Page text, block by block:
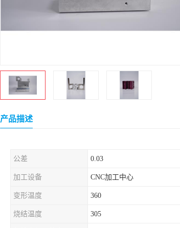
产品描述
公差 0.03
加工设备 CNC加工中心
变形温度 360
烧结温度 305